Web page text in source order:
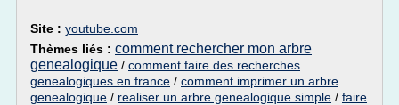
Site : youtube.com
Thèmes liés : comment rechercher mon arbre
genealogique / comment faire des recherches
genealogiques en france / comment imprimer un arbre
genealogique / realiser un arbre genealogique simple / faire